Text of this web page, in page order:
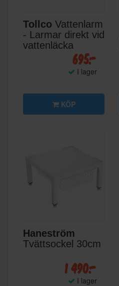
Tollco Vattenlarm
- Larmar direkt vid
vattenläcka
695:-
I lager
KÖP
Haneström
Tvättsockel 30cm
1 490:-
I lager